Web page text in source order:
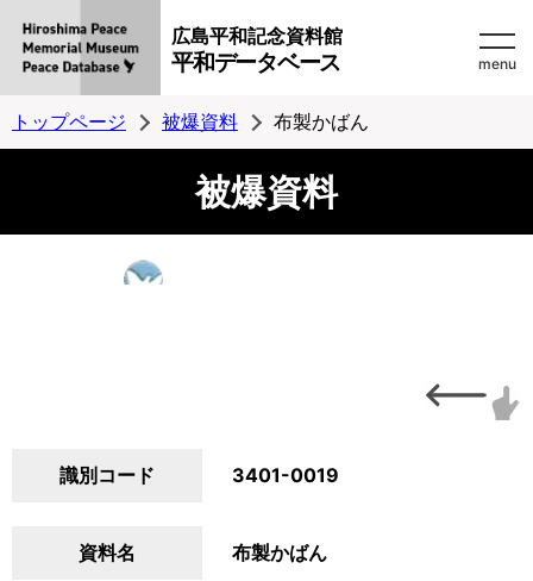
広島平和記念資料館
平和データベース menu
トップページ 被爆資料 布製かばん
被爆資料
識別コード 3401-0019
資料名 布製かばん